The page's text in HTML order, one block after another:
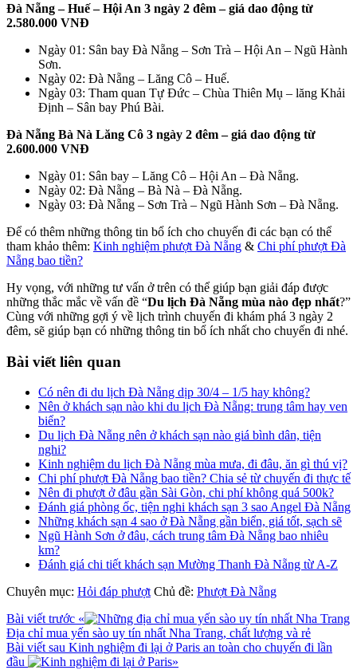
Đà Nẵng – Huế – Hội An 3 ngày 2 đêm – giá dao động từ
2.580.000 VNĐ
Ngày 01: Sân bay Đà Nẵng – Sơn Trà – Hội An – Ngũ Hành
Sơn.
Ngày 02: Đà Nẵng – Lăng Cô – Huế.
Ngày 03: Tham quan Tự Đức – Chùa Thiên Mụ – lăng Khải
Định – Sân bay Phú Bài.
Đà Nẵng Bà Nà Lăng Cô 3 ngày 2 đêm – giá dao động từ
2.600.000 VNĐ
Ngày 01: Sân bay – Lăng Cô – Hội An – Đà Nẵng.
Ngày 02: Đà Nẵng – Bà Nà – Đà Nẵng.
Ngày 03: Đà Nẵng – Sơn Trà – Ngũ Hành Sơn – Đà Nẵng.
Để có thêm những thông tin bổ ích cho chuyến đi các bạn có thể
tham khảo thêm: Kinh nghiệm phượt Đà Nẵng & Chi phí phượt Đà
Nẵng bao tiền?
Hy vọng, với những tư vấn ở trên có thể giúp bạn giải đáp được
những thắc mắc về vấn đề “Du lịch Đà Nẵng mùa nào đẹp nhất?”
Cùng với những gợi ý về lịch trình chuyến đi khám phá 3 ngày 2
đêm, sẽ giúp bạn có những thông tin bổ ích nhất cho chuyến đi nhé.
Bài viết liên quan
Có nên đi du lịch Đà Nẵng dịp 30/4 – 1/5 hay không?
Nên ở khách sạn nào khi du lịch Đà Nẵng: trung tâm hay ven
biển?
Du lịch Đà Nẵng nên ở khách sạn nào giá bình dân, tiện
nghi?
Kinh nghiệm du lịch Đà Nẵng mùa mưa, đi đâu, ăn gì thú vị?
Chi phí phượt Đà Nẵng bao tiền? Chia sẻ từ chuyến đi thực tế
Nên đi phượt ở đâu gần Sài Gòn, chi phí không quá 500k?
Đánh giá phòng ốc, tiện nghi khách sạn 3 sao Angel Đà Nẵng
Những khách sạn 4 sao ở Đà Nẵng gần biển, giá tốt, sạch sẽ
Ngũ Hành Sơn ở đâu, cách trung tâm Đà Nẵng bao nhiêu
km?
Đánh giá chi tiết khách sạn Mường Thanh Đà Nẵng từ A-Z
Chuyên mục: Hỏi đáp phượt Chủ đề: Phượt Đà Nẵng
Bài viết trước «
Địa chỉ mua yến sào uy tín nhất Nha Trang, chất lượng và rẻ
Bài viết sau Kinh nghiệm đi lại ở Paris an toàn cho chuyến đi lần
đầu
»